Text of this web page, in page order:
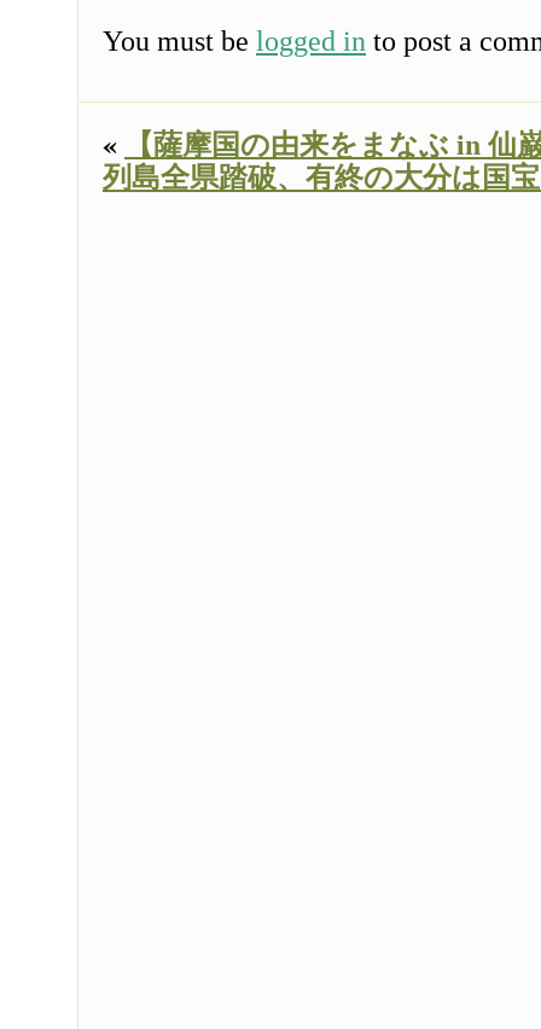
You must be logged in to post a
« 【薩摩国の由来をまなぶ in 仙
列島全県踏破、有終の大分は国